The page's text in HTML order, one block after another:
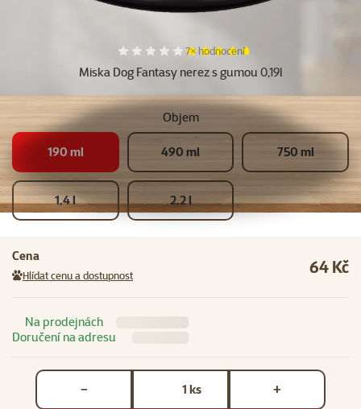
Miska Dog Fantasy nerez s gumou 0,19l
Hodnocení 94%, počet hodnocení:
7×hodnocení
Objem
190 ml 490 ml 750 ml
1,4 l 2,2 l
Cena
Hlídat cenu a dostupnost 64 Kč
Na prodejnách
Doručení na adresu
ks
− +